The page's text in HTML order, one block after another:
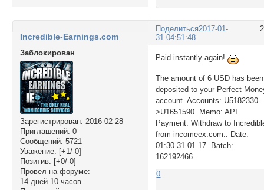
Поделиться2017-01-
31 04:51:48
Incredible-Earnings.com
Заблокирован
Зарегистрирован: 2016-02-28
Приглашений: 0
Сообщений: 5721
Уважение: [+1/-0]
Позитив: [+0/-0]
Провел на форуме:
14 дней 10 часов
Paid instantly again!
The amount of 6 USD has been
deposited to your Perfect
account. Accounts: U5182330-
>U1651590. Memo: API
Payment. Withdraw to
from incomeex.com.. Date:
01:30 31.01.17. Batch:
162192466.
0